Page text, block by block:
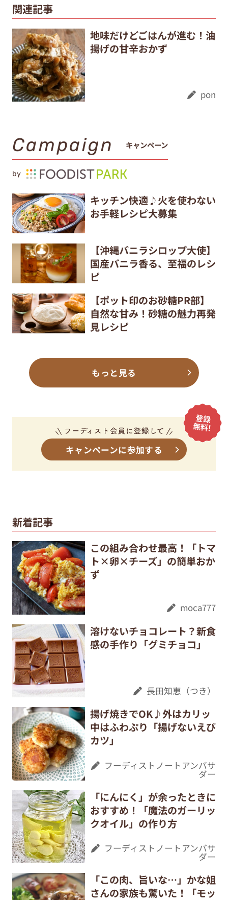
関連記事
地味だけどごはんが進む！油
揚げの甘辛おかず
pon
Campaign キャンペーン
by
キッチン快適♪火を使わない
お手軽レシピ大募集
【沖縄バニラシロップ大使】
国産バニラ香る、至福のレシ
ピ
【ポット印のお砂糖PR部】
自然な甘み！砂糖の魅力再発
見レシピ
もっと見る
キャンペーンに参加する
新着記事
この組み合わせ最高！「トマ
ト×卵×チーズ」の簡単おか
ず
moca777
溶けないチョコレート？新食
感の手作り「グミチョコ」
長田知恵（つき）
揚げ焼きでOK♪外はカリッ
中はふわぷり「揚げないえび
カツ」
フーディストノートアンバサ
ダー
「にんにく」が余ったときに
おすすめ！「魔法のガーリッ
クオイル」の作り方
フーディストノートアンバサ
ダー
「この肉、旨いな…」かな姐
さんの家族も驚いた！「モッ